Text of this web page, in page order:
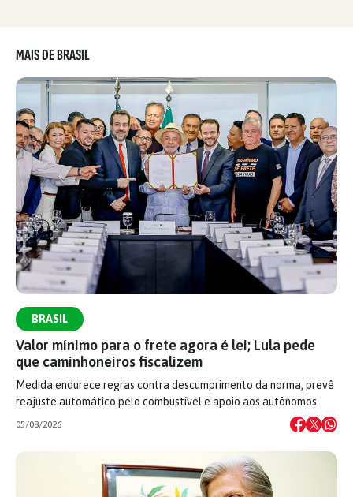
MAIS DE BRASIL
BRASIL
Valor mínimo para o frete agora é lei; Lula pede
que caminhoneiros fiscalizem
Medida endurece regras contra descumprimento da norma, prevê
reajuste automático pelo combustível e apoio aos autônomos
05/08/2026